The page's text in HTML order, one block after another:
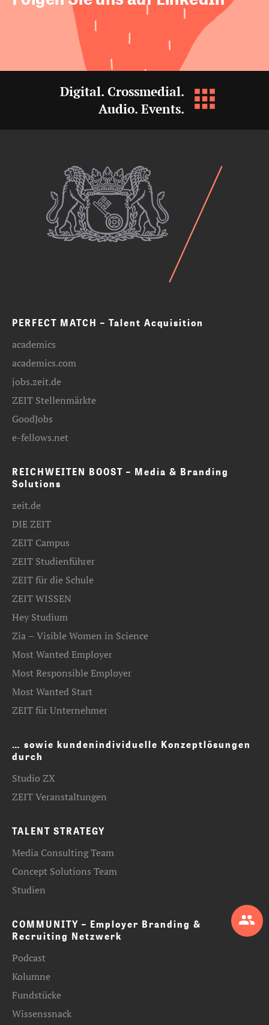
Digital. Crossmedial.
Audio. Events.
PERFECT MATCH – Talent Acquisition
academics
academics.com
jobs.zeit.de
ZEIT Stellenmärkte
GoodJobs
e-fellows.net
REICHWEITEN BOOST – Media & Branding
Solutions
zeit.de
DIE ZEIT
ZEIT Campus
ZEIT Studienführer
ZEIT für die Schule
ZEIT WISSEN
Hey Studium
Zia – Visible Women in Science
Most Wanted Employer
Most Responsible Employer
Most Wanted Start
ZEIT für Unternehmer
… sowie kundenindividuelle Konzeptlösungen
durch
Studio ZX
ZEIT Veranstaltungen
TALENT STRATEGY
Media Consulting Team
Concept Solutions Team
Studien
COMMUNITY – Employer Branding &
Recruiting Netzwerk
Podcast
Kolumne
Fundstücke
Wissenssnack